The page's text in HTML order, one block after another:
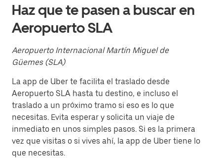
cerrar
el
calendario.
Haz que te pasen a buscar en
Aeropuerto SLA
Aeropuerto Internacional Martín Miguel de
Güemes (SLA)
La app de Uber te facilita el traslado desde
Aeropuerto SLA hasta tu destino, e incluso el
traslado a un próximo tramo si eso es lo que
necesitas. Evita esperar y solicita un viaje de
inmediato en unos simples pasos. Si es la primera
vez que visitas o si vives ahí, la app de Uber tiene lo
que necesitas.